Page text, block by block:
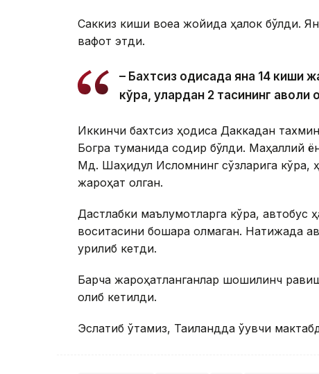
Саккиз киши воқеа жойида ҳалок бўлди.
вафот этди.
– Бахтсиз ҳодисада яна 14 киши
кўра, улардан 2 тасининг
Иккинчи бахтсиз ҳодиса Даккадан
Богра туманида содир бўлди. Маҳаллий
Мд. Шаҳидул Исломнинг сўзларига кўра,
жароҳат олган.
Дастлабки маълумотларга кўра, автобус
воситасини бошқара олмаган. Натижада
урилиб кетди.
Барча жароҳатланганлар шошилинч
олиб кетилди.
Эслатиб ўтамиз, Таиландда ўқувчи